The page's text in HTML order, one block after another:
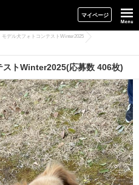
マイページ
モデル犬フォトコンテストWinter2025
ストWinter2025(応募数 406枚)